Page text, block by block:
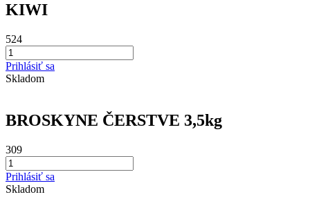
KIWI
524
Prihlásiť sa
Skladom
BROSKYNE ČERSTVE 3,5kg
309
Prihlásiť sa
Skladom